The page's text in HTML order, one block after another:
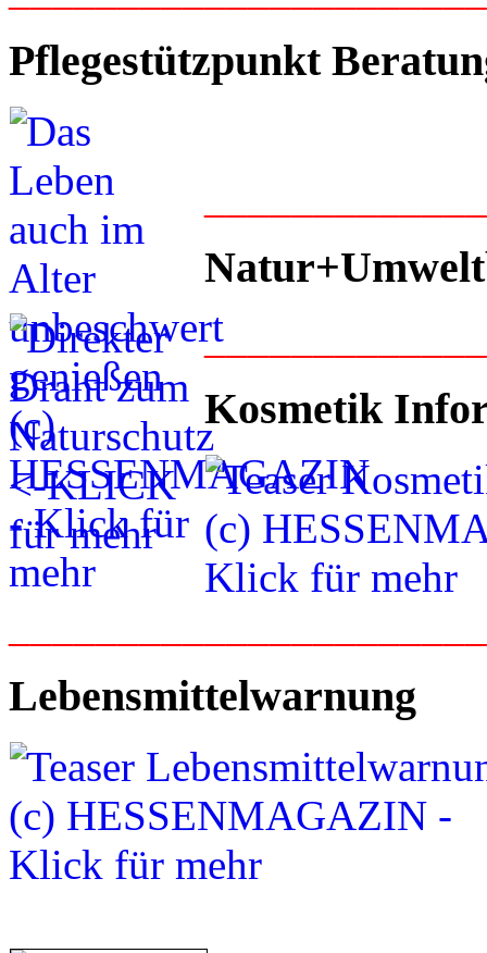
Pflegestützpunkt
Kosmetik
Lebensmittelwarnung